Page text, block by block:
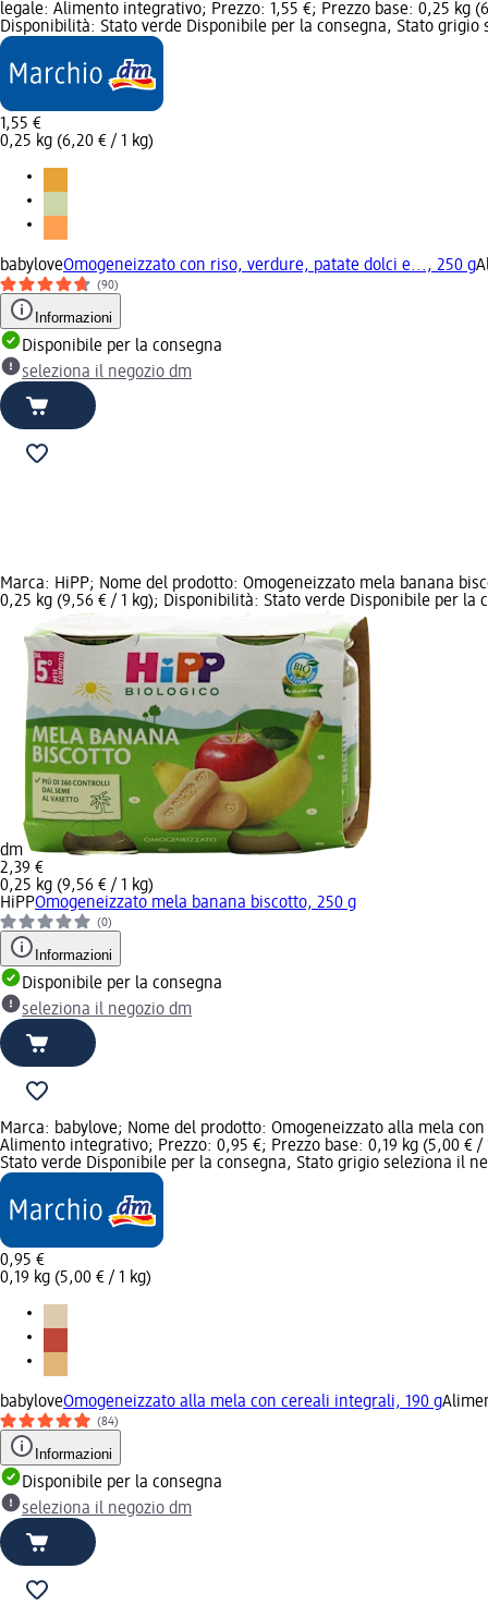
legale: Alimento integrativo; Prezzo: 1,55 €; Prezzo base: 0,25 kg
Disponibilità: Stato verde Disponibile per la consegna, Stato grigio
1,55 €
0,25 kg (6,20 € / 1 kg)
babyloveOmogeneizzato con riso, verdure, patate dolci e..., 250 g
(90)
Informazioni
Disponibile per la consegna
seleziona il negozio dm
Marca: HiPP; Nome del prodotto: Omogeneizzato mela banana
0,25 kg (9,56 € / 1 kg); Disponibilità: Stato verde Disponibile per la
dm
2,39 €
0,25 kg (9,56 € / 1 kg)
HiPPOmogeneizzato mela banana biscotto, 250 g
(0)
Informazioni
Disponibile per la consegna
seleziona il negozio dm
Marca: babylove; Nome del prodotto: Omogeneizzato alla mela
Alimento integrativo; Prezzo: 0,95 €; Prezzo base: 0,19 kg (5,00 €
Stato verde Disponibile per la consegna, Stato grigio seleziona il
0,95 €
0,19 kg (5,00 € / 1 kg)
babyloveOmogeneizzato alla mela con cereali integrali, 190 g
(84)
Informazioni
Disponibile per la consegna
seleziona il negozio dm